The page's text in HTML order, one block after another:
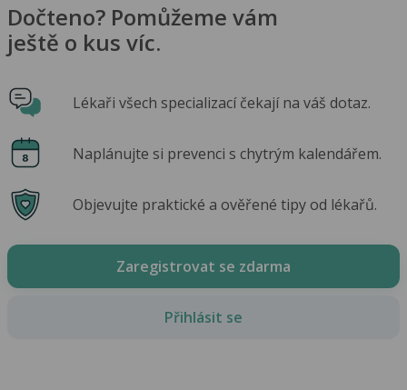
Dočteno? Pomůžeme vám
ještě o kus víc.
Lékaři všech specializací čekají na váš dotaz.
Naplánujte si prevenci s chytrým kalendářem.
Objevujte praktické a ověřené tipy od lékařů.
Zaregistrovat se zdarma
Přihlásit se